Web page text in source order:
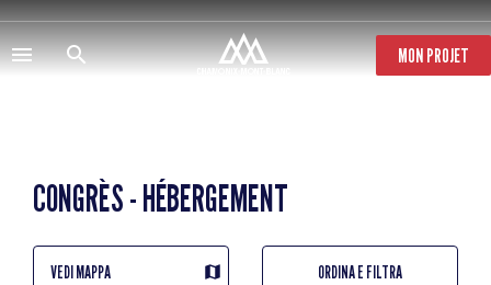
Salta
al
contenuto
principale
MON PROJET
CONGRÈS - HÉBERGEMENT
VEDI MAPPA ORDINA E FILTRA